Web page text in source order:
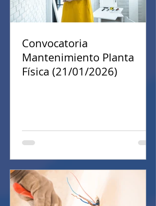
Convocatoria
Mantenimiento Planta
Física (21/01/2026)